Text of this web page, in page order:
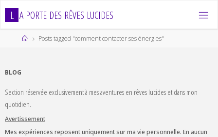
L A PORTE DES RÊVES LUCIDES
HomePosts tagged "comment contacter ses énergies"
BLOG
Section réservée exclusivement à mes aventures en rêves lucides et dans mon
quotidien.
Avertissement
Mes expériences reposent uniquement sur ma vie personnelle. En aucun